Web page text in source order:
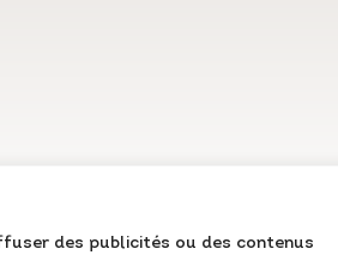
des publicités ou des contenus